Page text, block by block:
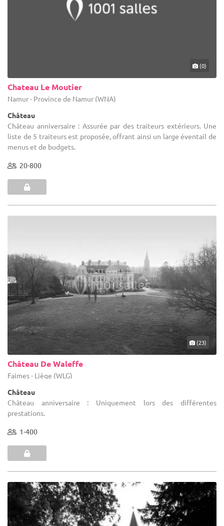
(0)
Chateau Le Moutier
Namur - Province de Namur (WNA)
Château
Château anniversaire : Assurée par des traiteurs extérieurs. Une
liste de 5 traiteurs est proposée, offrant ainsi un large éventail de
menus et de budgets.
20-800
(23)
Château De Waleffe
Faimes - Liège (WLG)
Château
Château anniversaire : Uniquement lors des différentes
prestations.
1-400